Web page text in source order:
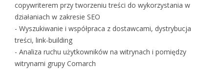
copywriterem przy tworzeniu treści do wykorzystania w
działaniach w zakresie SEO
- Wyszukiwanie i współpraca z dostawcami, dystrybucja
treści, link-building
- Analiza ruchu użytkowników na witrynach i pomiędzy
witrynami grupy Comarch